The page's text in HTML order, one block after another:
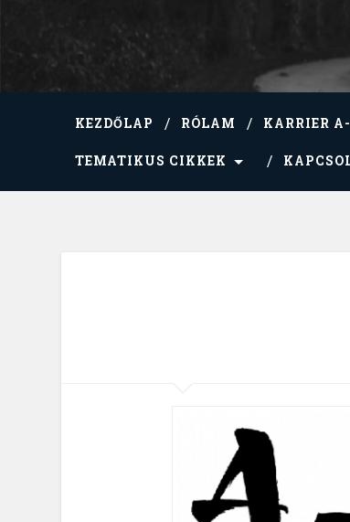
KEZDŐLAP RÓLAM KARRIER
TEMATIKUS CIKKEK